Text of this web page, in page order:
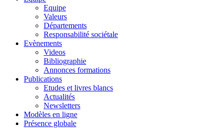
Equipe
Valeurs
Départements
Responsabilité sociétale
Evènements
Videos
Bibliographie
Annonces formations
Publications
Etudes et livres blancs
Actualités
Newsletters
Modèles en ligne
Présence globale